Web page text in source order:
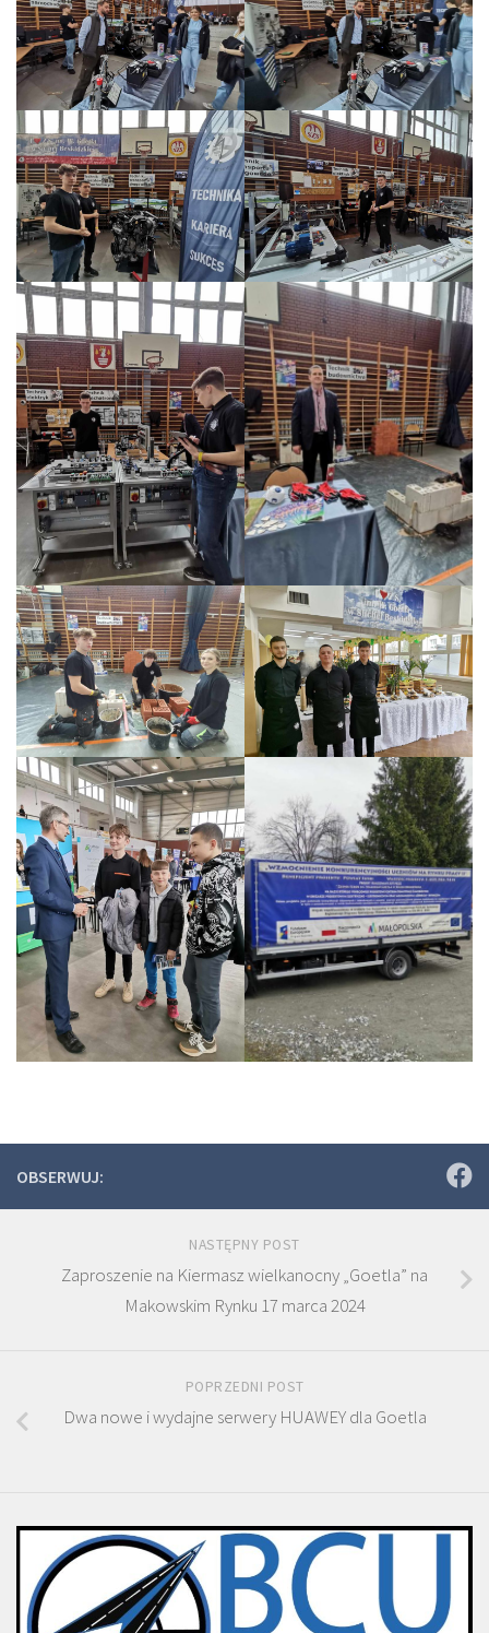
OBSERWUJ:
NASTĘPNY POST
Zaproszenie na Kiermasz wielkanocny „Goetla” na
Makowskim Rynku 17 marca 2024
POPRZEDNI POST
Dwa nowe i wydajne serwery HUAWEY dla Goetla